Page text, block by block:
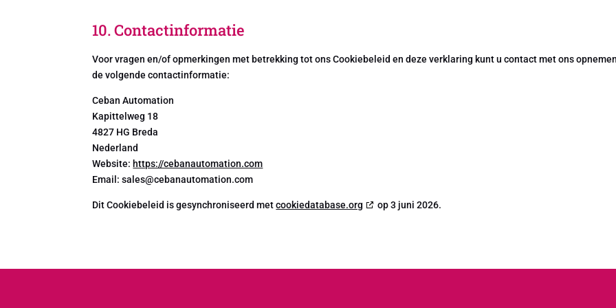
10. Contactinformatie
Voor vragen en/of opmerkingen met betrekking tot ons Cookiebeleid en deze verklaring kunt u contact met ons
de volgende contactinformatie:
Ceban Automation
Kapittelweg 18
4827 HG Breda
Nederland
Website: https://cebanautomation.com
Email:sales@cebanautomation.com
Dit Cookiebeleid is gesynchroniseerd metcookiedatabase.org op 3 juni 2026.